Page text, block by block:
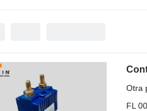
Otra
FL